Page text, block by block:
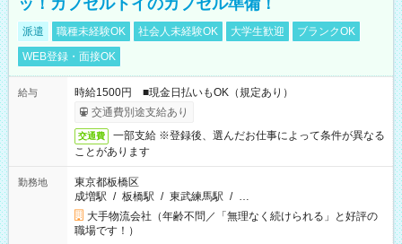
ッ！カプセルトイのカプセル準備！
派遣 職種未経験OK 社会人未経験OK 大学生歓迎
ブランクOK
WEB登録・面接OK
給与
時給1500円 ■現金日払いもOK（規定あり）
交通費別途支給あり
交通費
一部支給 ※登録後、選んだお仕事によって条件が異なる
ことがあります
勤務地
東京都板橋区
成増駅 / 板橋駅 / 東武練馬駅 / …
大手物流会社（年齢不問／「無理なく続けられる」と好評の
職場です！）